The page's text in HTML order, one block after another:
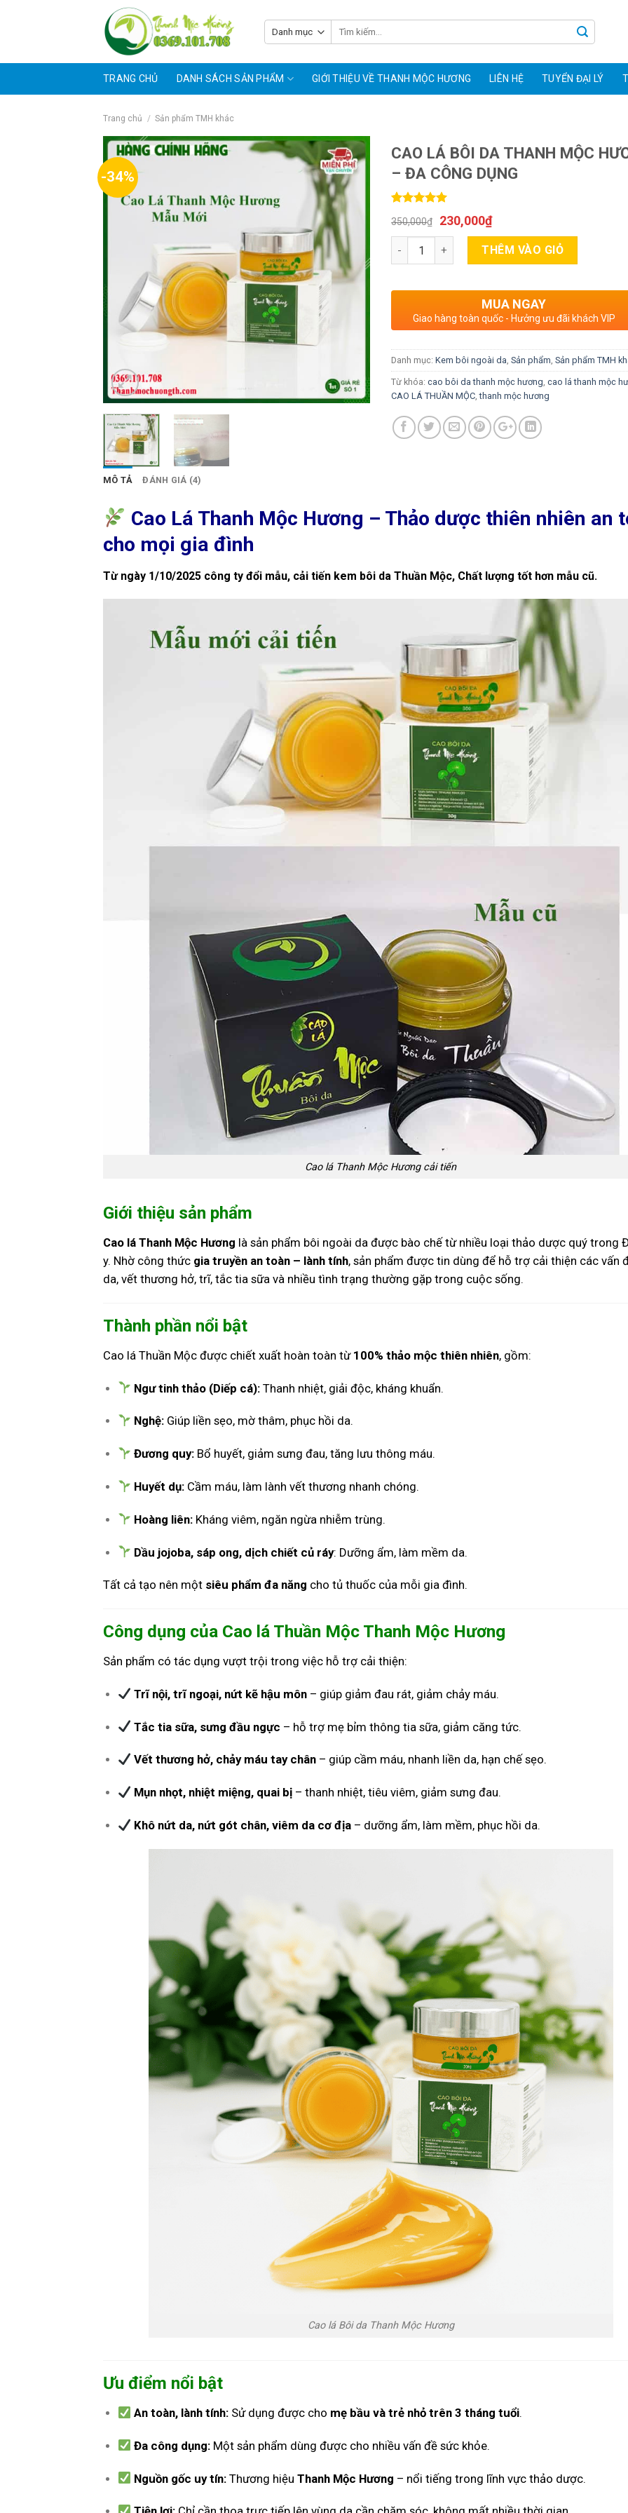
TRANG CHỦ DANH SÁCH SẢN PHẨM GIỚI THIỆU VỀ THANH MỘC HƯƠNG LIÊN HỆ TUYỂN ĐẠI LÝ
Trang chủ / Sản phẩm TMH khác
-34%
CAO LÁ BÔI DA THANH MỘC
– ĐA CÔNG DỤNG
trên 5
dựa trên
đánh giá
350,000₫ 230,000₫
Số lượng THÊM VÀO GIỎ
MUA NGAY
Giao hàng toàn quốc - Hưởng ưu đãi khách VIP
Danh mục:Kem bôi ngoài da,Sản phẩm,Sản phẩm TMH
Từ khóa:cao bôi da thanh mộc hương,cao lá thanh mộc
CAO LÁ THUẦN MỘC,thanh mộc hương
MÔ TẢ ĐÁNH GIÁ (4)
Cao Lá Thanh Mộc Hương – Thảo dược thiên nhiên an
cho mọi gia đình
Từ ngày 1/10/2025 công ty đổi mẫu, cải tiến kem bôi da Thuần Mộc, Chất lượng tốt hơn mẫu cũ.
Cao lá Thanh Mộc Hương cải tiến
Giới thiệu sản phẩm
Cao lá Thanh Mộc Hương là sản phẩm bôi ngoài da được bào chế từ nhiều loại thảo dược quý trong
y. Nhờ công thức gia truyền an toàn – lành tính, sản phẩm được tin dùng để hỗ trợ cải thiện các vấn
da, vết thương hở, trĩ, tắc tia sữa và nhiều tình trạng thường gặp trong cuộc sống.
Thành phần nổi bật
Cao lá Thuần Mộc được chiết xuất hoàn toàn từ 100% thảo mộc thiên nhiên, gồm:
Ngư tinh thảo (Diếp cá):Thanh nhiệt, giải độc, kháng khuẩn.
Nghệ:Giúp liền sẹo, mờ thâm, phục hồi da.
Đương quy:Bổ huyết, giảm sưng đau, tăng lưu thông máu.
Huyết dụ:Cầm máu, làm lành vết thương nhanh chóng.
Hoàng liên:Kháng viêm, ngăn ngừa nhiễm trùng.
Dầu jojoba, sáp ong, dịch chiết củ ráy: Dưỡng ẩm, làm mềm da.
Tất cả tạo nên một siêu phẩm đa năng cho tủ thuốc của mỗi gia đình.
Công dụng của Cao lá Thuần Mộc Thanh Mộc Hương
Sản phẩm có tác dụng vượt trội trong việc hỗ trợ cải thiện:
Trĩ nội, trĩ ngoại, nứt kẽ hậu môn– giúp giảm đau rát, giảm chảy máu.
Tắc tia sữa, sưng đầu ngực – hỗ trợ mẹ bỉm thông tia sữa, giảm căng tức.
Vết thương hở, chảy máu tay chân– giúp cầm máu, nhanh liền da, hạn chế sẹo.
Mụn nhọt, nhiệt miệng, quai bị– thanh nhiệt, tiêu viêm, giảm sưng đau.
Khô nứt da, nứt gót chân, viêm da cơ địa– dưỡng ẩm, làm mềm, phục hồi da.
Cao lá Bôi da Thanh Mộc Hương
Ưu điểm nổi bật
An toàn, lành tính:Sử dụng được cho mẹ bầu và trẻ nhỏ trên 3 tháng tuổi.
Đa công dụng:Một sản phẩm dùng được cho nhiều vấn đề sức khỏe.
Nguồn gốc uy tín:Thương hiệu Thanh Mộc Hương – nổi tiếng trong lĩnh vực thảo dược.